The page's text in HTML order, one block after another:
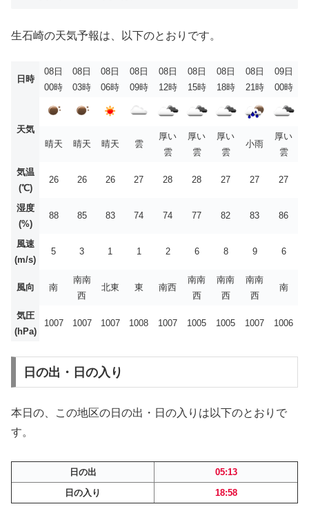
生石崎の天気予報は、以下のとおりです。
日時
08日
00時
08日
03時
08日
06時
08日
09時
08日
12時
08日
15時
08日
18時
08日
21時
09日
00時
天気
晴天
晴天 晴天 雲
厚い
雲
厚い
雲
厚い
雲
小雨
厚い
雲
気温
(℃)
26 26 26 27 28 28 27 27 27
湿度
(%)
88 85 83 74 74 77 82 83 86
風速
(m/s)
5 3 1 1 2 6 8 9 6
風向 南
南南
西
北東 東 南西
南南
西
南南
西
南南
西
南
気圧
(hPa)
1007 1007 1007 1008 1007 1005 1005 1007 1006
日の出・日の入り
本日の、この地区の日の出・日の入りは以下のとおりで
す。
日の出
05:13
日の入り
18:58